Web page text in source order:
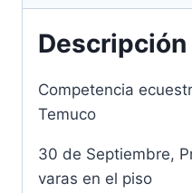
Descripción
Competencia
Temuco
30 de Septiembre,
varas en el piso